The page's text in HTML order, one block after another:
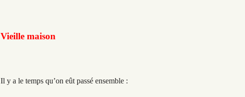
Vieille maison
Il y a le temps qu’on eût passé ensemble :